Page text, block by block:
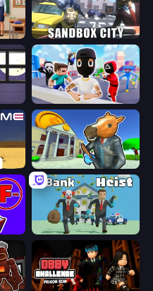
High School Teacher Simulator Sandbox City
Bank Robbery 3
Bank Heist